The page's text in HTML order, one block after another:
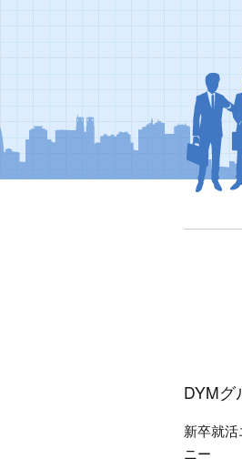
DYMグ
新卒就
ニー